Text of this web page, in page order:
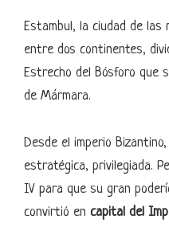
Estambul, la ciudad de las
entre dos continentes,
Estrecho del Bósforo que
de Mármara.
Desde el imperio
estratégica, privilegiada.
IV para que su gran
convirtió en capital del